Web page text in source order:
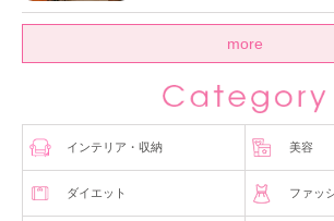
more
インテリア・収納 美容
ダイエット ファッ